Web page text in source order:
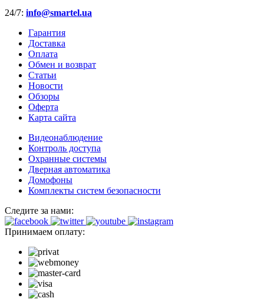
24/7: info@smartel.ua
Гарантия
Доставка
Оплата
Обмен и возврат
Статьи
Новости
Обзоры
Оферта
Карта сайта
Видеонаблюдение
Контроль доступа
Охранные системы
Дверная автоматика
Домофоны
Комплекты систем безопасности
Следите за нами:
Принимаем оплату: